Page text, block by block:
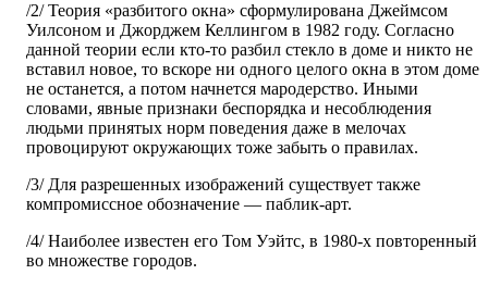
/2/ Теория «разбитого окна» сформулирована Джеймсом
Уилсоном и Джорджем Келлингом в 1982 году. Согласно
данной теории если кто-то разбил стекло в доме и никто не
вставил новое, то вскоре ни одного целого окна в этом доме
не останется, а потом начнется мародерство. Иными
словами, явные признаки беспорядка и несоблюдения
людьми принятых норм поведения даже в мелочах
провоцируют окружающих тоже забыть о правилах.
/3/ Для разрешенных изображений существует также
компромиссное обозначение — паблик-арт.
/4/ Наиболее известен его Том Уэйтс, в 1980-х повторенный
во множестве городов.